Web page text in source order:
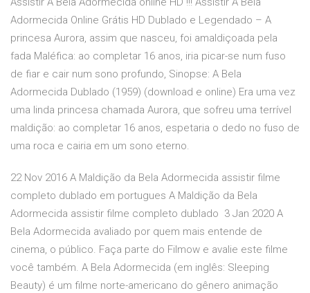
Adormecida Online Grátis HD Dublado e Legendado – A
princesa Aurora, assim que nasceu, foi amaldiçoada pela
fada Maléfica: ao completar 16 anos, iria picar-se num fuso
de fiar e cair num sono profundo, Sinopse: A Bela
Adormecida Dublado (1959) (download e online) Era uma vez
uma linda princesa chamada Aurora, que sofreu uma terrível
maldição: ao completar 16 anos, espetaria o dedo no fuso de
uma roca e cairia em um sono eterno.
22 Nov 2016 A Maldição da Bela Adormecida assistir filme
completo dublado em portugues A Maldição da Bela
Adormecida assistir filme completo dublado 3 Jan 2020 A
Bela Adormecida avaliado por quem mais entende de
cinema, o público. Faça parte do Filmow e avalie este filme
você também. A Bela Adormecida (em inglês: Sleeping
Beauty) é um filme norte-americano do gênero animação